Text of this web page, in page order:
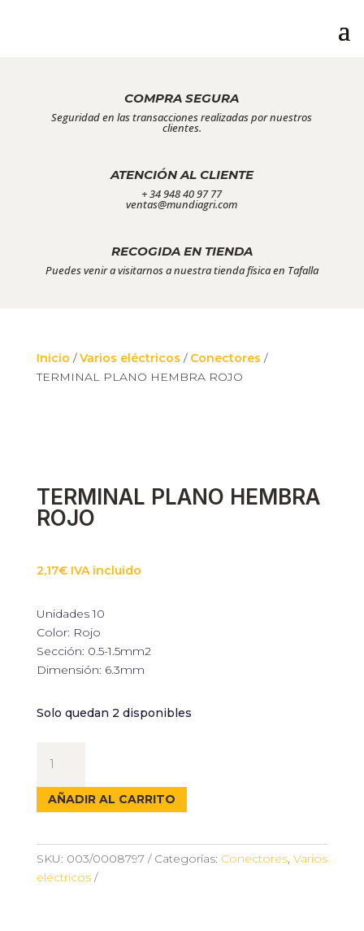
COMPRA SEGURA
Seguridad en las transacciones realizadas por nuestros
clientes.
ATENCIÓN AL CLIENTE
+ 34 948 40 97 77
ventas@mundiagri.com
RECOGIDA EN TIENDA
Puedes venir a visitarnos a nuestra tienda física en Tafalla
Inicio /Varios eléctricos / Conectores /
TERMINAL PLANO HEMBRA ROJO
TERMINAL PLANO HEMBRA
ROJO
2,17€ IVA incluido
Unidades 10
Color: Rojo
Sección: 0.5-1.5mm2
Dimensión: 6.3mm
Solo quedan 2 disponibles
PLANO
HEMBRA
ROJO
AÑADIR AL CARRITO
SKU: 003/0008797 Categorías: Conectores, Varios
eléctricos